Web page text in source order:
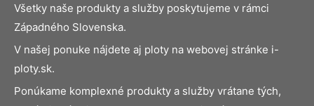
Všetky naše produkty a služby poskytujeme v rámci
Západného Slovenska.
V našej ponuke nájdete aj ploty na webovej stránke i-
ploty.sk.
Ponúkame komplexné produkty a služby vrátane tých,